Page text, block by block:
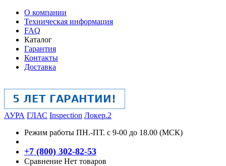
О компании
Техническая информация
FAQ
Каталог
Гарантия
Контакты
Доставка
АУРА ГЛАС Inspection Локер.2
Режим работы ПН.-ПТ. с 9-00 до 18.00 (МСК)
+7 (800) 302-82-53
Сравнение Нет товаров